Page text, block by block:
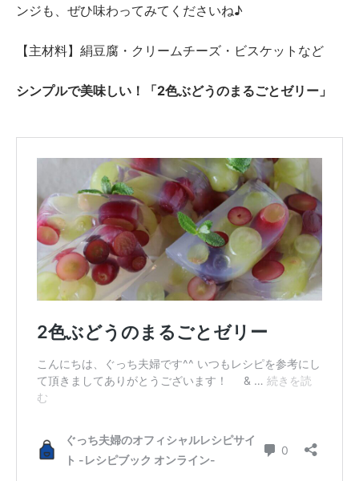
ンジも、ぜひ味わってみてくださいね♪
【主材料】絹豆腐・クリームチーズ・ビスケットなど
シンプルで美味しい！「2色ぶどうのまるごとゼリー」